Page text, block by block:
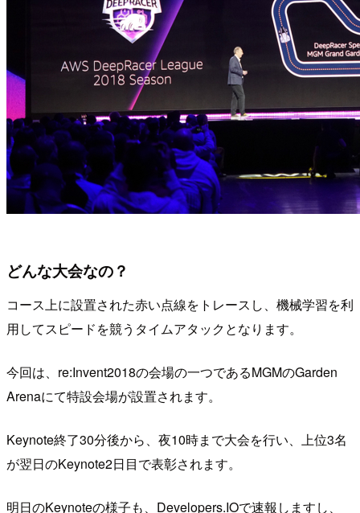
どんな大会なの？
コース上に設置された赤い点線をトレースし、機械学習を利
用してスピードを競うタイムアタックとなります。
今回は、re:Invent2018の会場の一つであるMGMのGarden
Arenaにて特設会場が設置されます。
Keynote終了30分後から、夜10時まで大会を行い、上位3名
が翌日のKeynote2日目で表彰されます。
明日のKeynoteの様子も、Developers.IOで速報しますし、